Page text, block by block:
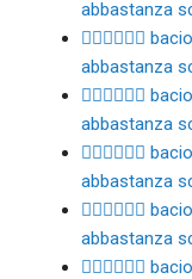
abbastanza
👨🏾‍❤️‍💋‍👨🏼
abbastanza
👨🏾‍❤️‍💋‍👨🏽
abbastanza
👨🏾‍❤️‍💋‍👨🏾
abbastanza
👨🏾‍❤️‍💋‍👨🏿
abbastanza
👨🏿‍❤️‍💋‍👨🏻